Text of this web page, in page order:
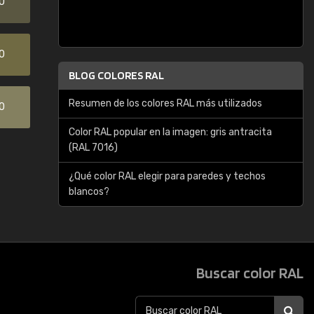
BLOG COLORES RAL
Resumen de los colores RAL más utilizados
Color RAL popular en la imagen: gris antracita
(RAL 7016)
¿Qué color RAL elegir para paredes y techos
blancos?
Buscar color RAL